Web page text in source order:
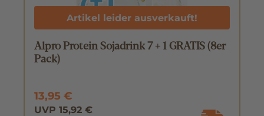
Artikel leider ausverkauft!
Alpro Protein Sojadrink 7 + 1 GRATIS (8er
Pack)
13,95 €
UVP 15,92 €